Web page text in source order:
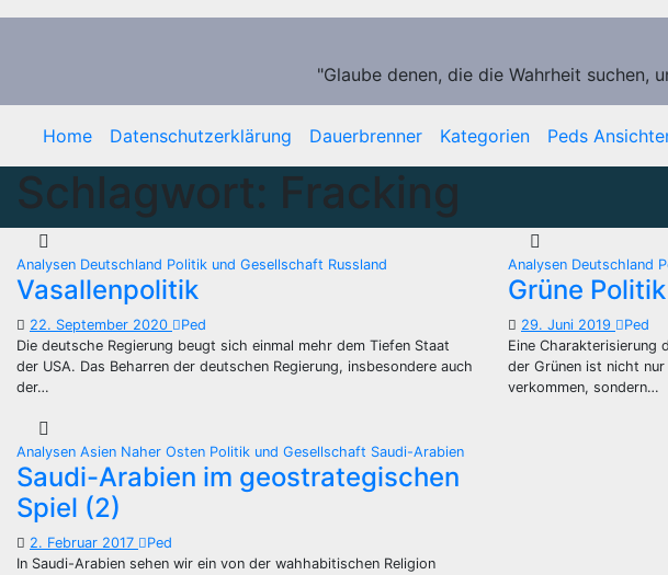
Zum
"Glaube denen, die die Wahrheit suchen,
Home Datenschutzerklärung Dauerbrenner Kategorien Peds
Schlagwort: Fracking
Analysen Deutschland Politik und Gesellschaft Russland
Vasallenpolitik
22. September 2020
Ped
Die deutsche Regierung beugt sich einmal mehr dem Tiefen Staat
der USA. Das Beharren der deutschen Regierung, insbesondere auch
der…
Analysen Deutschland
Grüne
29. Juni 2019
Ped
Eine Charakterisierung
der Grünen ist nicht
verkommen, sondern…
Analysen Asien Naher Osten Politik und Gesellschaft Saudi-Arabien
Saudi-Arabien im geostrategischen
Spiel (2)
2. Februar 2017
Ped
In Saudi-Arabien sehen wir ein von der wahhabitischen Religion